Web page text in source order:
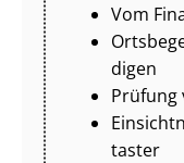
Vom
di­gen
Prüfung
tas­ter